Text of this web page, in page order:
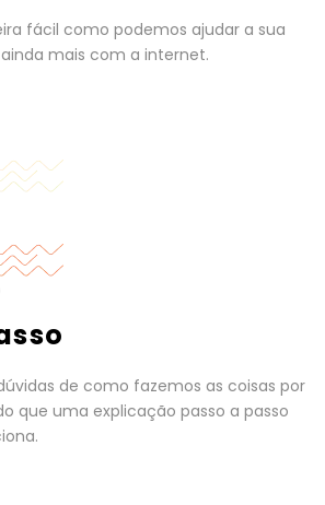
fácil como podemos ajudar a sua
mais com a internet.
de como fazemos as coisas por
que uma explicação passo a passo